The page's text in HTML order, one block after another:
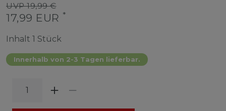
UVP 19,99 €
17,99 EUR *
Inhalt 1 Stück
Innerhalb von 2-3 Tagen lieferbar.